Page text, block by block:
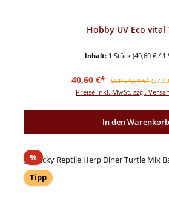
Hobby UV Eco vital
Inhalt: 1 Stück (40,60 € / 1
Verkaufspreis:
40,60 €* Regulärer Preis:
UVP 64,99 €*
Preise inkl. MwSt. zzgl.
In den Warenkorb
%Rabatt
Tipp